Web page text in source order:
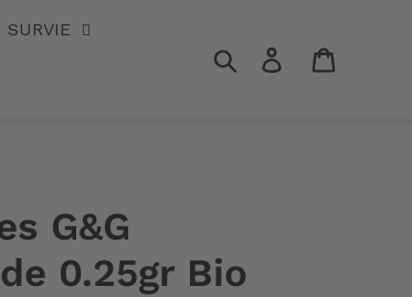
SURVIE
RechercherSe connecter
G&G
0.25gr Bio